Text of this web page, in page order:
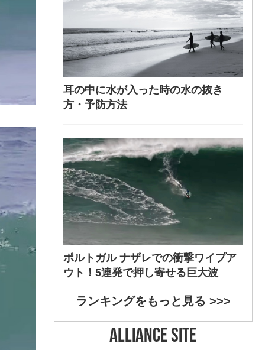
耳の中に水が入った時の水の抜き
方・予防方法
ポルトガル ナザレでの衝撃ワイプア
ウト！5連発で押し寄せる巨大波
ランキングをもっと見る >>>
ALLIANCE SITE